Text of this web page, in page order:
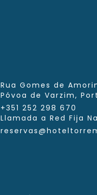
Rua Gomes de
Póvoa de Varzim,
+351 252 298 670
Llamada a Red Fija